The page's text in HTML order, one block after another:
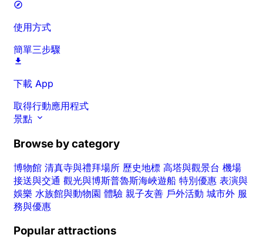
使用方式
簡單三步驟
下載 App
取得行動應用程式
景點
Browse by category
博物館 清真寺與禮拜場所 歷史地標 高塔與觀景台 機場
接送與交通 觀光與博斯普魯斯海峽遊船 特別優惠 表演與
娛樂 水族館與動物園 體驗 親子友善 戶外活動 城市外 服
務與優惠
Popular attractions